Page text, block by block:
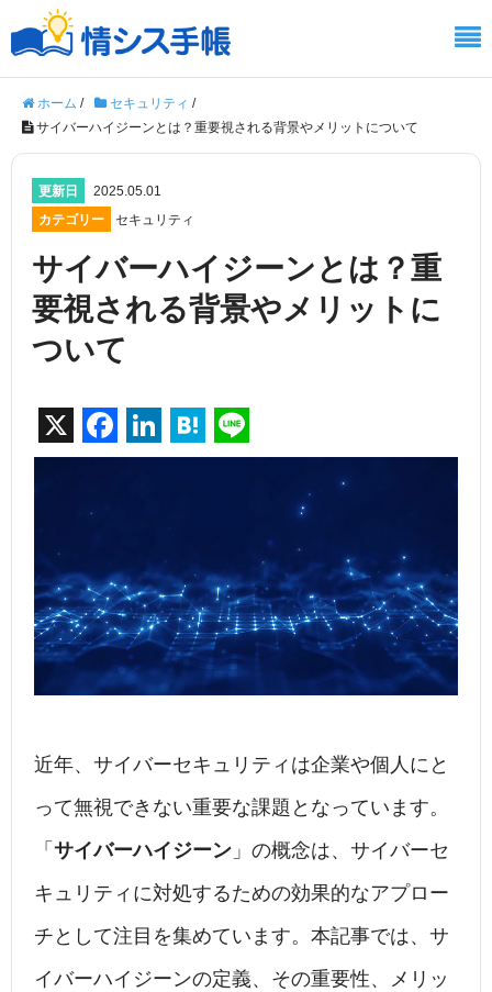
ホーム / セキュリティ /
サイバーハイジーンとは？重要視される背景やメリットについて
更新日
2025.05.01
カテゴリー
セキュリティ
サイバーハイジーンとは？重
要視される背景やメリットに
ついて
X
F
a
b
o
o
k
Li
n
dI
n
H
at
a
n
近年、サイバーセキュリティは企業や個人にと
って無視できない重要な課題となっています。
「 サイバーハイジーン 」の概念は、サイバーセ
キュリティに対処するための効果的なアプロー
チとして注目を集めています。本記事では、サ
イバーハイジーンの定義、その重要性、メリッ